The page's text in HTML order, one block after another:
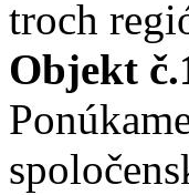
troch
Objekt